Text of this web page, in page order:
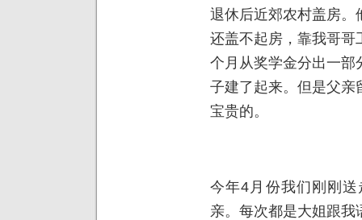
退休后近郊农村盖房。
还盖不起房，靠我哥哥
个月从奖学金分出一部
子建了起来。但是父亲
宝贵的。
今年4月份我们刚刚
亲。每次都是大姐跟